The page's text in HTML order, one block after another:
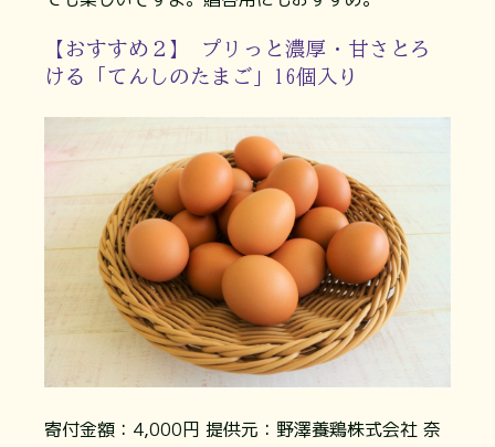
【おすすめ２】 プリっと濃厚・甘さとろ
ける「てんしのたまご」16個入り
寄付金額：4,000円 提供元：野澤養鶏株式会社 奈